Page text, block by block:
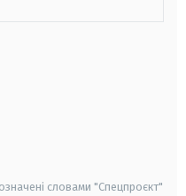
словами "Спецпроєкт"